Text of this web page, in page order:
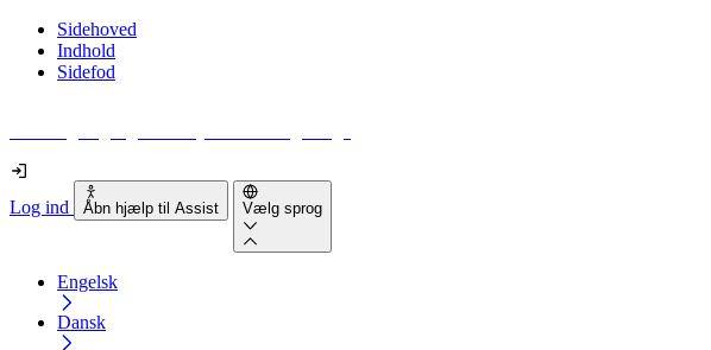
Sidehoved
Indhold
Sidefod
Log ind Åbn hjælp til Assist Vælg sprog
Engelsk
Dansk